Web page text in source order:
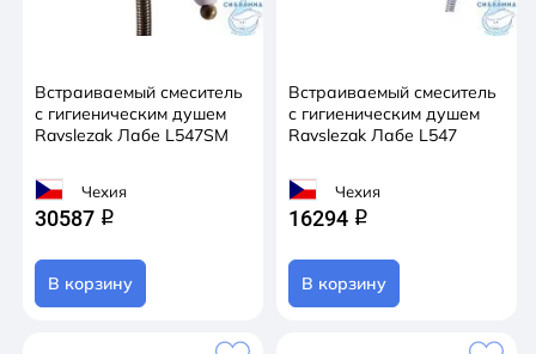
Встраиваемый смеситель
с гигиеническим душем
Ravslezak Лабе L547SM
Чехия
30587 q
В корзину
Встраиваемый смеситель
с гигиеническим душем
Ravslezak Лабе L547
Чехия
16294 q
В корзину